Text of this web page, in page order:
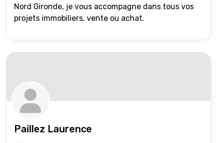
Nord Gironde, je vous accompagne dans tous vos
projets immobiliers, vente ou achat.
Paillez Laurence